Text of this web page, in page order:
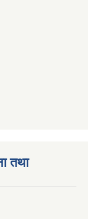
तथा